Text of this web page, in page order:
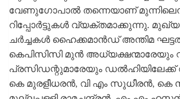
വേണുഗോപാല്‍ തന്നെയാണ്
റിപ്പോര്‍ട്ടുകള്‍ വ്യക്തമാക്കുന്നു.
ചര്‍ച്ചകള്‍ ഹൈക്കമാന്‍ഡ് അന്തിമ
കെപിസിസി മുന്‍ അധ്യക്ഷന്മാരേയും
പ്രസിഡന്റുമാരേയും ഡല്‍ഹിയിലേക്ക്
കെ മുരളീധരന്‍, വി എം സുധീരന്‍,